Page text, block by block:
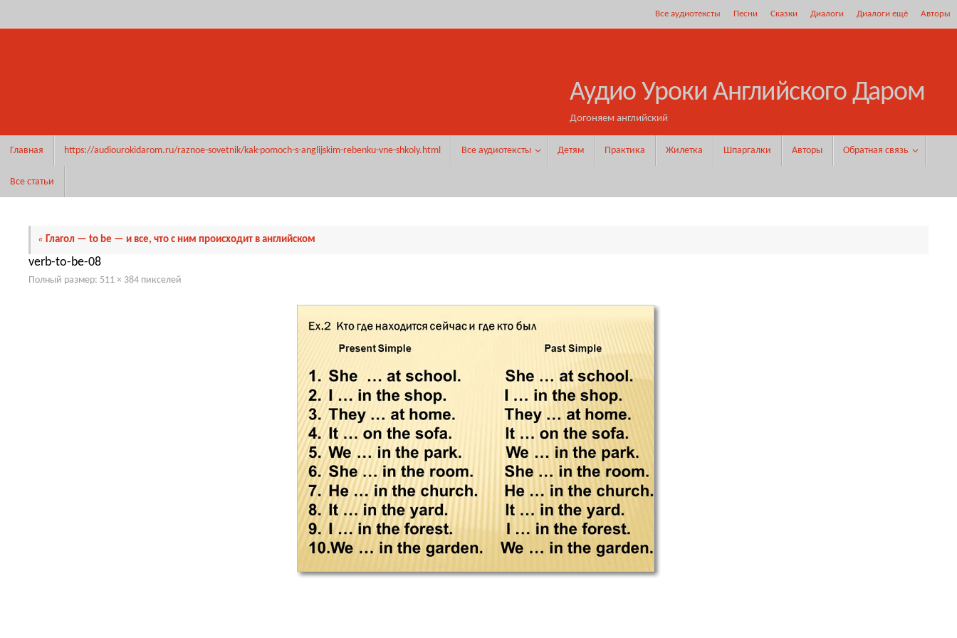
к
Все аудиотексты Песни Сказки Диалоги Диалоги ещё Авторы
Аудио Уроки Английского Даром
Догоняем английский
Главная https://audiourokidarom.ru/raznoe-sovetnik/kak-pomoch-s-anglijskim-rebenku-vne-shkoly.html Все аудиотексты Детям Практика Жилетка Шпаргалки Авторы Обратная связь
Все статьи
« Глагол — to be — и все, что с ним происходит в английском
verb-to-be-08
Полный размер: 511 × 384 пикселей